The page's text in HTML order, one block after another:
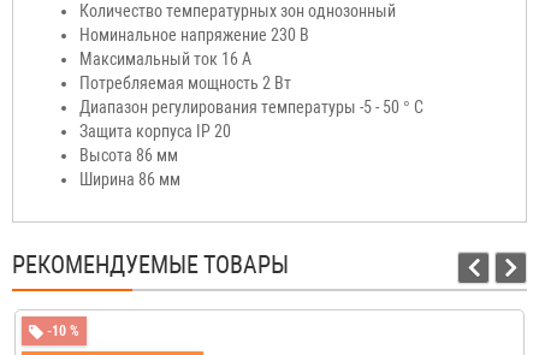
Количество температурных зон однозонный
Номинальное напряжение 230 В
Максимальный ток 16 А
Потребляемая мощность 2 Вт
Диапазон регулирования температуры -5 - 50 ° C
Защита корпуса
IP 20
Высота 86 мм
Ширина 86 мм
РЕКОМЕНДУЕМЫЕ ТОВАРЫ
-10 %